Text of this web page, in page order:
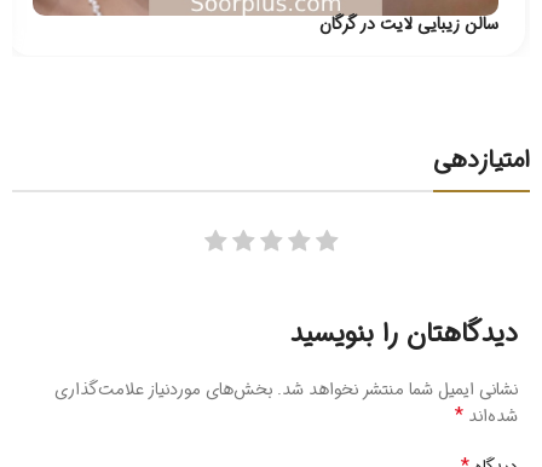
سالن زیبایی لایت در گرگان
امتیازدهی
دیدگاهتان را بنویسید
نشانی ایمیل شما منتشر نخواهد شد. بخش‌های موردنیاز علامت‌گذاری
شده‌اند *